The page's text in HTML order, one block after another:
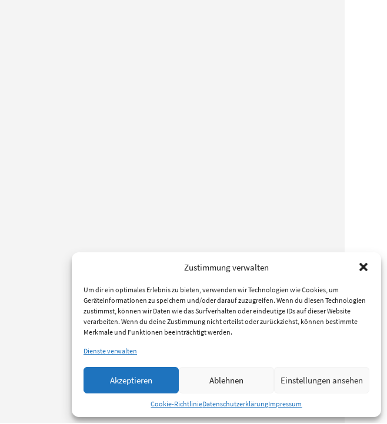
Zustimmung verwalten
Um dir ein optimales Erlebnis zu bieten, verwenden wir Technologien wie Cookies, um
Geräteinformationen zu speichern und/oder darauf zuzugreifen. Wenn du diesen Technologien
zustimmst, können wir Daten wie das Surfverhalten oder eindeutige IDs auf dieser Website
verarbeiten. Wenn du deine Zustimmung nicht erteilst oder zurückziehst, können bestimmte
Merkmale und Funktionen beeinträchtigt werden.
Dienste verwalten
Akzeptieren Ablehnen Einstellungen ansehen
Cookie-RichtlinieDatenschutzerklärungImpressum